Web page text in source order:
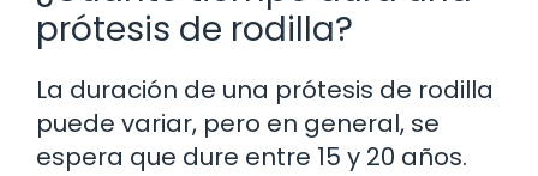
prótesis de rodilla?
La duración de una prótesis de rodilla
puede variar, pero en general, se
espera que dure entre 15 y 20 años.